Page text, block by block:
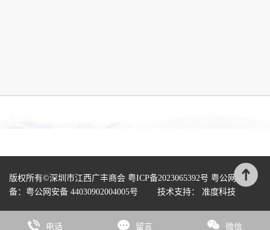
版权所有©深圳市江西广丰商会 粤ICP备2023065392号 粤公网安
备： 粤公网安备 44030902004005号 技术支持： 准度科技
电话 留言 微信